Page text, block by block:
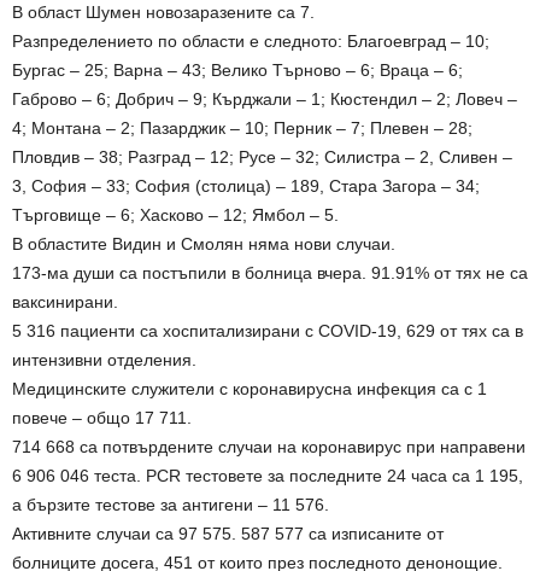
В област Шумен новозаразените са 7.
Разпределението по области е следното: Благоевград – 10;
Бургас – 25; Варна – 43; Велико Търново – 6; Враца – 6;
Габрово – 6; Добрич – 9; Кърджали – 1; Кюстендил – 2; Ловеч –
4; Монтана – 2; Пазарджик – 10; Перник – 7; Плевен – 28;
Пловдив – 38; Разград – 12; Русе – 32; Силистра – 2, Сливен –
3, София – 33; София (столица) – 189, Стара Загора – 34;
Търговище – 6; Хасково – 12; Ямбол – 5.
В областите Видин и Смолян няма нови случаи.
173-ма души са постъпили в болница вчера. 91.91% от тях не са
ваксинирани.
5 316 пациенти са хоспитализирани с COVID-19, 629 от тях са в
интензивни отделения.
Медицинските служители с коронавирусна инфекция са с 1
повече – общо 17 711.
714 668 са потвърдените случаи на коронавирус при направени
6 906 046 теста. PCR тестовете за последните 24 часа са 1 195,
а бързите тестове за антигени – 11 576.
Активните случаи са 97 575. 587 577 са изписаните от
болниците досега, 451 от които през последното денонощие.